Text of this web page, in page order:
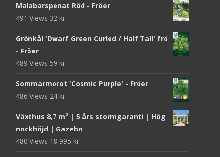
Malabarspenat Röd - Fröer
491 Views 32 kr
Grönkål 'Dwarf Green Curled / Half Tall' frö
- Fröer
489 Views 59 kr
Sommarmorot 'Cosmic Purple' - Fröer
486 Views 24 kr
Växthus 8,7 m² | 5 års stormgaranti | Hög
nockhöjd | Gazebo
480 Views 18 995 kr